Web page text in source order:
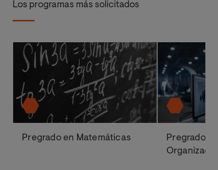
Los programas más solicitados
Pregrado en Matemáticas
Pregrado